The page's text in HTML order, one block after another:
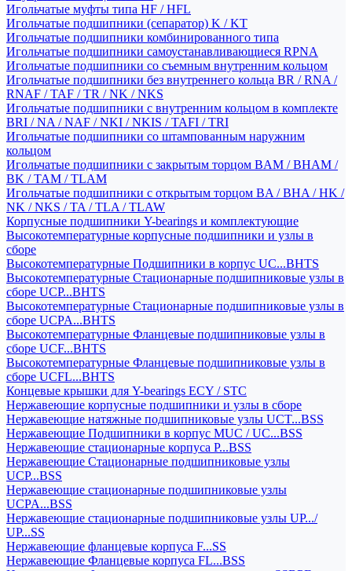
Игольчатые муфты типа HF / HFL
Игольчатые подшипники (сепаратор) K / KT
Игольчатые подшипники комбинированного типа
Игольчатые подшипники самоустанавливающиеся RPNA
Игольчатые подшипники со съемным внутренним кольцом
Игольчатые подшипники без внутреннего кольца BR / RNA /
RNAF / TAF / TR / NK / NKS
Игольчатые подшипники с внутренним кольцом в комплекте
BRI / NA / NAF / NKI / NKIS / TAFI / TRI
Игольчатые подшипники со штампованным наружним
кольцом
Игольчатые подшипники с закрытым торцом BAM / BHAM /
BK / TAM / TLAM
Игольчатые подшипники с открытым торцом BA / BHA / HK /
NK / NKS / TA / TLA / TLAW
Корпусные подшипники Y-bearings и комплектующие
Высокотемпературные корпусные подшипники и узлы в
сборе
Высокотемпературные Подшипники в корпус UC...BHTS
Высокотемпературные Стационарные подшипниковые узлы в
сборе UCP...BHTS
Высокотемпературные Стационарные подшипниковые узлы в
сборе UCPA...BHTS
Высокотемпературные Фланцевые подшипниковые узлы в
сборе UCF...BHTS
Высокотемпературные Фланцевые подшипниковые узлы в
сборе UCFL...BHTS
Концевые крышки для Y-bearings ECY / STC
Нержавеющие корпусные подшипники и узлы в сборе
Нержавеющие натяжные подшипниковые узлы UCT...BSS
Нержавеющие Подшипники в корпус MUC / UC...BSS
Нержавеющие стационарные корпуса P...BSS
Нержавеющие Стационарные подшипниковые узлы
UCP...BSS
Нержавеющие стационарные подшипниковые узлы
UCPA...BSS
Нержавеющие стационарные подшипниковые узлы UP.../
UP...SS
Нержавеющие фланцевые корпуса F...SS
Нержавеющие Фланцевые корпуса FL...BSS